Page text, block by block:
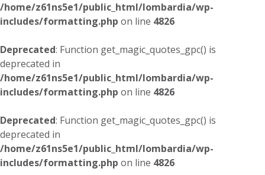
/home/z61ns5e1/public_html/lombardia/wp-
includes/formatting.php on line 4826
Deprecated: Function get_magic_quotes_gpc() is
deprecated in
/home/z61ns5e1/public_html/lombardia/wp-
includes/formatting.php on line 4826
Deprecated: Function get_magic_quotes_gpc() is
deprecated in
/home/z61ns5e1/public_html/lombardia/wp-
includes/formatting.php on line 4826